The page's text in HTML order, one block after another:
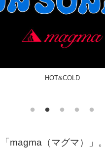
SYMVOL
magma（マグマ）」